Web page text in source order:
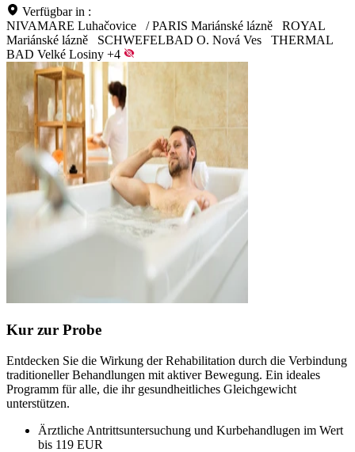
Verfügbar in :
NIVAMARE Luhačovice
/ PARIS Mariánské lázně
ROYAL
Mariánské lázně
SCHWEFELBAD O. Nová Ves
THERMAL
BAD Velké Losiny +4
Kur zur Probe
Entdecken Sie die Wirkung der Rehabilitation durch die Verbindung
traditioneller Behandlungen mit aktiver Bewegung. Ein ideales
Programm für alle, die ihr gesundheitliches Gleichgewicht
unterstützen.
Ärztliche Antrittsuntersuchung und Kurbehandlugen im Wert
bis 119 EUR